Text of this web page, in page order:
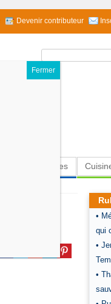
Devenir contributeur
Rechercher :
Insolites
•
qui
•
•